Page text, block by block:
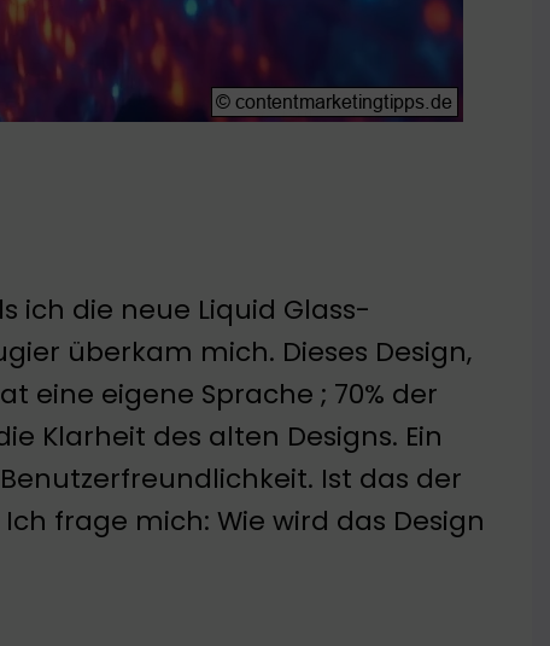
ich die neue Liquid Glass-
überkam mich. Dieses Design,
eine eigene Sprache ; 70% der
Klarheit des alten Designs. Ein
Ist das der
frage mich: Wie wird das Design